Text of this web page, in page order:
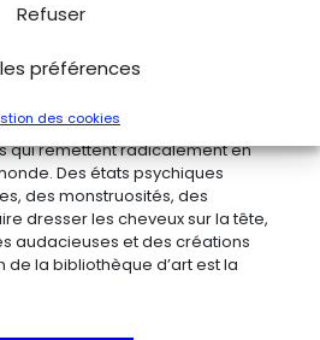
Refuser
préférences
des cookies
04.04.2027
de l’art du mot le
« bizarre » est le terme ultime pour
qui remettent radicalement en
Des états psychiques
des monstruosités, des
dresser les cheveux sur la tête,
audacieuses et des créations
de la bibliothèque d’art est la